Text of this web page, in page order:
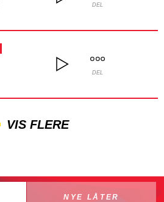
DEL
DEL
VIS FLERE
NYE LÅTER